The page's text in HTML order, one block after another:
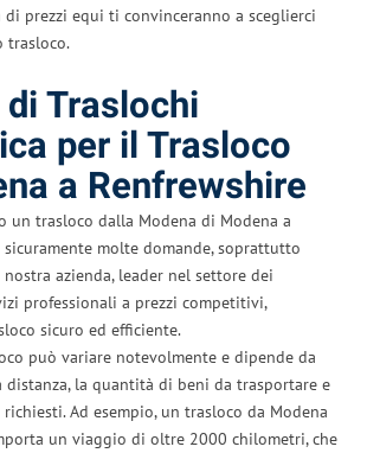
prezzi equi ti convinceranno a sceglierci
trasloco.
Traslochi
per il Trasloco
a Renfrewshire
un trasloco dalla Modena di Modena a
sicuramente molte domande, soprattutto
azienda, leader nel settore dei
professionali a prezzi competitivi,
sicuro ed efficiente.
può variare notevolmente e dipende da
la quantità di beni da trasportare e
Ad esempio, un trasloco da Modena
un viaggio di oltre 2000 chilometri, che